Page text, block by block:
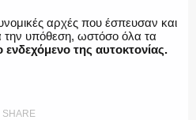
αρχές που έσπευσαν και
την υπόθεση, ωστόσο όλα τα
ενδεχόμενο της αυτοκτονίας.
SHARE